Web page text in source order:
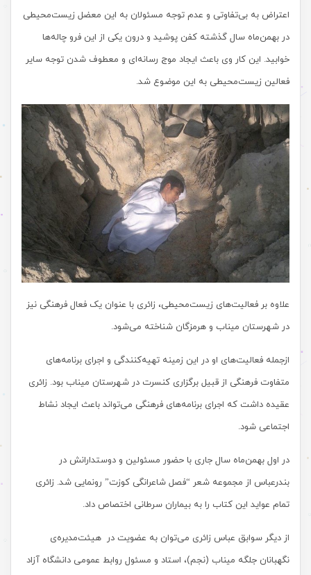
اعتراض به بی‌تفاوتی و عدم توجه مسئولان به این معضل زیست‌محیطی
در بهمن‌ماه سال گذشته کفن پوشید و درون یکی از این فرو چاله‌ها
خوابید. این کار وی باعث ایجاد موج رسانه‌ای و معطوف شدن توجه سایر
فعالین زیست‌محیطی به این موضوع شد.
علاوه بر فعالیت‌های زیست‌محیطی، زائری با عنوان یک فعال فرهنگی نیز
در شهرستان میناب و هرمزگان شناخته می‌شود.
ازجمله فعالیت‌های او در این زمینه تهیه‌کنندگی و اجرای برنامه‌های
متفاوت فرهنگی از قبیل برگزاری کنسرت در شهرستان میناب بود. زائری
عقیده داشت که اجرای برنامه‌های فرهنگی می‌تواند باعث ایجاد نشاط
اجتماعی شود.
در اول بهمن‌ماه سال جاری با حضور مسئولین و دوستدارانش در
بندرعباس از مجموعه شعر “فصل شاعرانگی کوزت” رونمایی شد. زائری
تمام عواید این کتاب را به بیماران سرطانی اختصاص داد.
از دیگر سوابق عباس زائری می‌توان به عضویت در هیئت‌مدیره‌ی
نگهبانان جلگه میناب (نجم)، استاد و مسئول روابط عمومی دانشگاه آزاد